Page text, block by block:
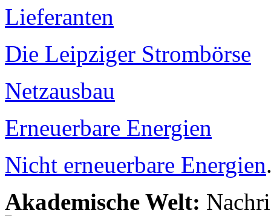
Lieferanten
Die Leipziger Strombörse
Netzausbau
Erneuerbare Energien
Nicht erneuerbare Energien
Akademische Welt: